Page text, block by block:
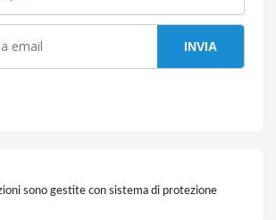
INVIA
sono gestite con sistema di protezione